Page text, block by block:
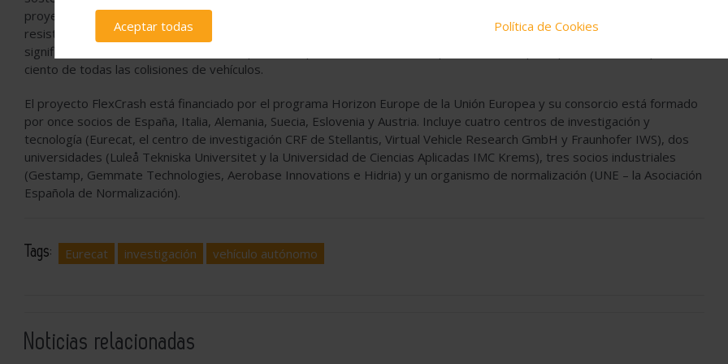
proyecto busca desarrollar estructuras más seguras, ligeras y circulares usando aleaciones de aluminio verde de alta
resistencia. Este enfoque no solo reduce las emisiones de gases con efecto invernadero, sino que también mejora
significativamente la resistencia a los impactos, especialmente en los choques frontales, que representan el 70 por
ciento de todas las colisiones de vehículos.
El proyecto FlexCrash está financiado por el programa Horizon Europe de la Unión Europea y su consorcio está formado
por once socios de España, Italia, Alemania, Suecia, Eslovenia y Austria. Incluye cuatro centros de investigación y
tecnología (Eurecat, el centro de investigación CRF de Stellantis, Virtual Vehicle Research GmbH y Fraunhofer IWS), dos
universidades (Luleå Tekniska Universitet y la Universidad de Ciencias Aplicadas IMC Krems), tres socios industriales
(Gestamp, Gemmate Technologies, Aerobase Innovations e Hidria) y un organismo de normalización (UNE – la Asociación
Española de Normalización).
Tags: Eurecat investigación vehículo autónomo
Noticias relacionadas
Aceptar todas Política de Cookies